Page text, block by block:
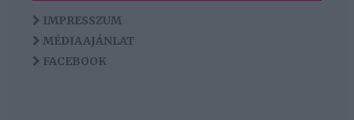
IMPRESSZUM
MÉDIAAJÁNLAT
FACEBOOK